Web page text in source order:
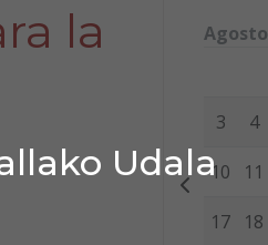
Udala
la
Agosto
3 4
10 11
17 18